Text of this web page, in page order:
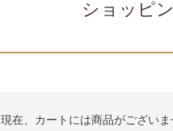
ショッピ
現在、カートには商品がございま